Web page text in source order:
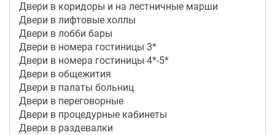
Двери в коридоры и на лестничные марши
Двери в лифтовые холлы
Двери в лобби бары
Двери в номера гостиницы 3*
Двери в номера гостиницы 4*-5*
Двери в общежития
Двери в палаты больниц
Двери в переговорные
Двери в процедурные кабинеты
Двери в раздевалки